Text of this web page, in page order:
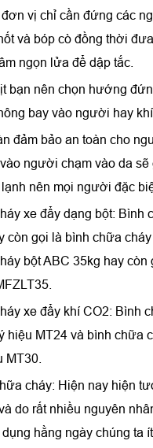
đơn vị chỉ cần đứng các
và bóp cò đồng thời
ngọn lửa để dập tắc.
bạn nên chọn hướng
bay vào người hay khí
đảm bảo an toàn cho
người chạm vào da sẽ
nên mọi người đặc
xe đẩy dạng bột: Bình
còn gọi là bình chữa
bột ABC 35kg hay còn
xe đẩy khí CO2: Bình
hiệu MT24 và bình chữa
MT30.
cháy: Hiện nay hiện
do rất nhiều nguyên
hằng ngày chúng ta